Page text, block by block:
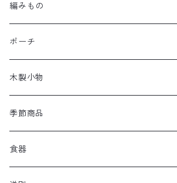
編みもの
ポーチ
木製小物
季節商品
食器